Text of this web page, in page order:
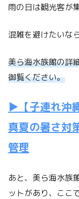
雨の日は観光客が
混雑を避けたいな
美ら海水族館の詳
御覧ください。
▶【子連れ沖
真夏の暑さ対
管理
あと、美ら海水族
ットがあり、ここ